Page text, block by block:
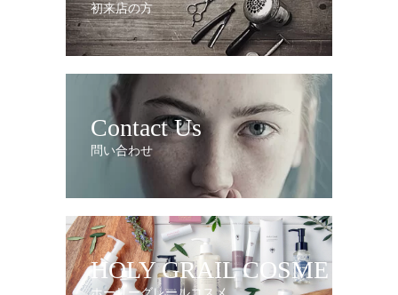
初来店の方
Contact Us
問い合わせ
HOLY GRAIL COSME